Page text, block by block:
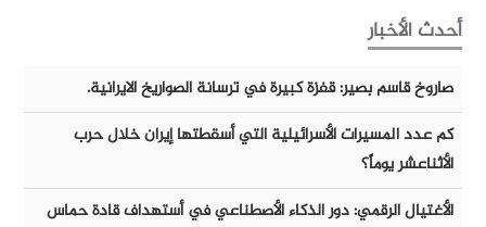
أحدث الأخبار
صاروخ قاسم بصير: قفزة كبيرة في ترسانة الصواريخ الايرانية.
كم عدد المسيرات الأسرائيلية التي أسقطتها إيران خلال حرب
الأثناعشر يوماً؟
الأغتيال الرقمي: دور الذكاء الأصطناعي في أستهداف قادة حماس